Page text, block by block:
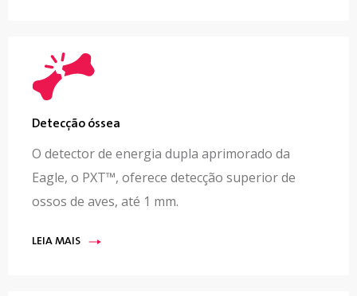
Detecção óssea
O detector de energia dupla aprimorado da
Eagle, o PXT™, oferece detecção superior de
ossos de aves, até 1 mm.
LEIA MAIS